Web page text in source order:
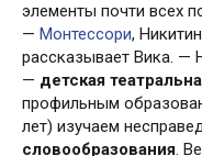
элементы почти всех
— Монтессори,
рассказывает Вика. —
— детская
профильным
лет) изучаем
словообразования.